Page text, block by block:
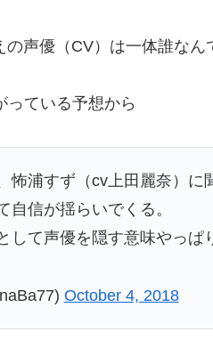
の声優（CV）は一体誰なん
っている予想から
怖浦すず（cv上田麗奈）
自信が揺らいでくる。
して声優を隠す意味やっぱ
October 4, 2018